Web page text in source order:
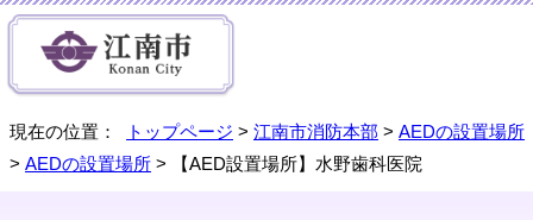
現在の位置： トップページ > 江南市消防本部 > AEDの設置場所
> AEDの設置場所 > 【AED設置場所】水野歯科医院